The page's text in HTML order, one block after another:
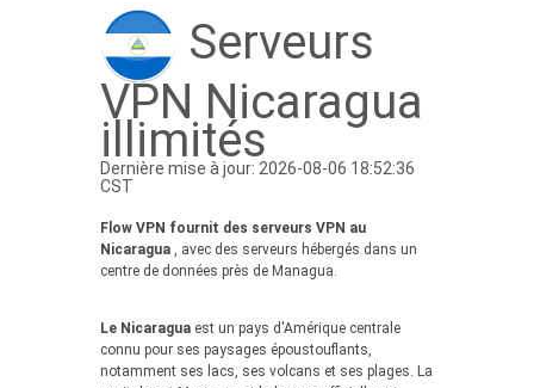
Serveurs
VPN Nicaragua
illimités
Dernière mise à jour: 2026-08-06 18:52:36
CST
Flow VPN fournit des serveurs VPN au
Nicaragua , avec des serveurs hébergés dans un
centre de données près de Managua.
Le Nicaragua est un pays d'Amérique centrale
connu pour ses paysages époustouflants,
notamment ses lacs, ses volcans et ses plages. La